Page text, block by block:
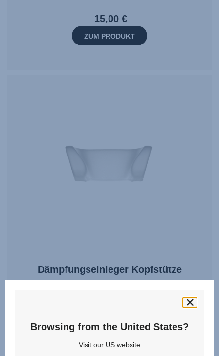
15,00 €
ZUM PRODUKT
Dämpfungseinleger Kopfstütze
15,00 €
Browsing from the United States?
Visit our US website